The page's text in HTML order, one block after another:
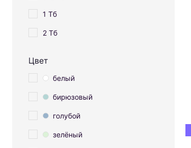
1 Тб
2 Тб
Цвет
белый
бирюзовый
голубой
зелёный